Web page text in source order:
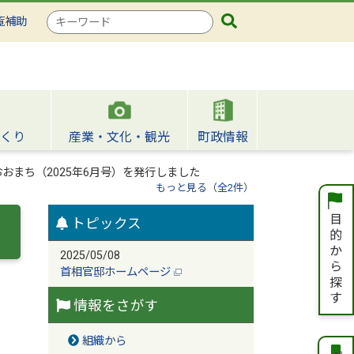
補助
検
索
り 産業・文化・観光 町政情報
まち（2025年6月号）を発行しました
もっと見る（全2件）
トピックス
2025/05/08
首相官邸ホームページ
情報をさがす
組織から